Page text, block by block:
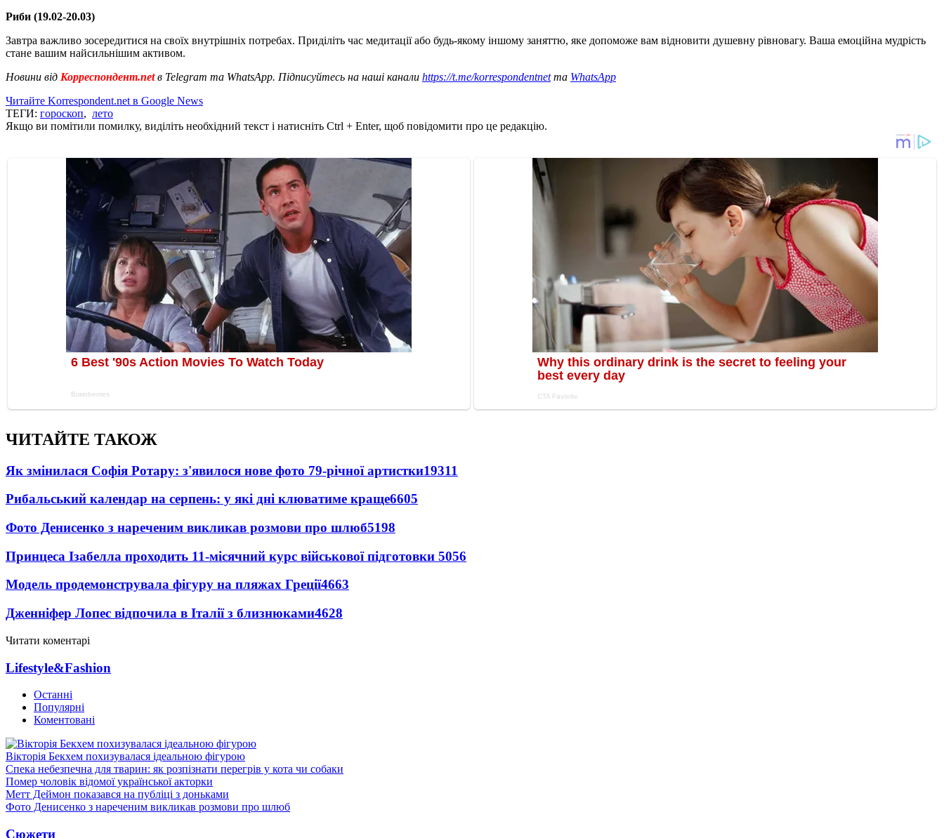
Риби (19.02-20.03)
Завтра важливо зосередитися на своїх внутрішніх потребах. Приділіть час медитації або будь-якому іншому заняттю, яке допоможе вам відновити душевну рівновагу. Ваша емоційна мудрість
стане вашим найсильнішим активом.
Новини від Корреспондент.netв Telegram та WhatsApp. Підписуйтесь на наші канали https://t.me/korrespondentnetта WhatsApp
Читайте Korrespondent.net в Google News
ТЕГИ: гороскоп, лето
Якщо ви помітили помилку, виділіть необхідний текст і натисніть Ctrl + Enter, щоб повідомити про це редакцію.
ЧИТАЙТЕ ТАКОЖ
Як змінилася Софія Ротару: з'явилося нове фото 79-річної артистки19311
Рибальський календар на серпень: у які дні клюватиме краще6605
Фото Денисенко з нареченим викликав розмови про шлюб5198
Принцеса Ізабелла проходить 11-місячний курс військової підготовки 5056
Модель продемонструвала фігуру на пляжах Греції4663
Дженніфер Лопес відпочила в Італії з близнюками4628
Читати коментарі
Lifestyle&Fashion
Останні
Популярні
Коментовані
Вікторія Бекхем похизувалася ідеальною фігурою
Спека небезпечна для тварин: як розпізнати перегрів у кота чи собаки
Помер чоловік відомої української акторки
Метт Деймон показався на публіці з доньками
Фото Денисенко з нареченим викликав розмови про шлюб
Сюжети